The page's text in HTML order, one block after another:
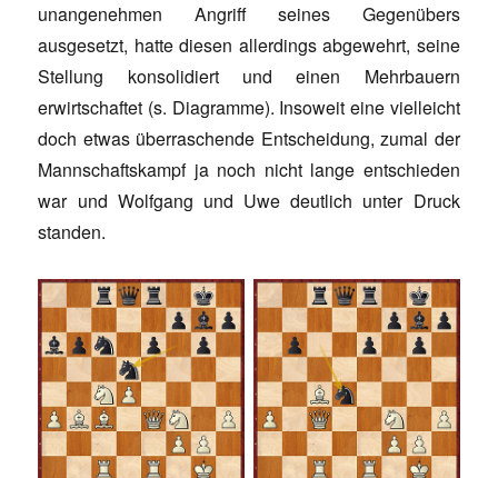
unangenehmen Angriff seines Gegenübers
ausgesetzt, hatte diesen allerdings abgewehrt, seine
Stellung konsolidiert und einen Mehrbauern
erwirtschaftet (s. Diagramme). Insoweit eine vielleicht
doch etwas überraschende Entscheidung, zumal der
Mannschaftskampf ja noch nicht lange entschieden
war und Wolfgang und Uwe deutlich unter Druck
standen.